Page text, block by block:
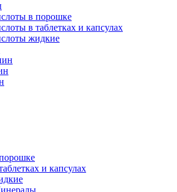
в порошке
в таблетках и капсулах
жидкие
и капсулах